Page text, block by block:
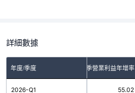
詳細數據
年度/季度 單季營業利益年增率
2026-Q1 55.02